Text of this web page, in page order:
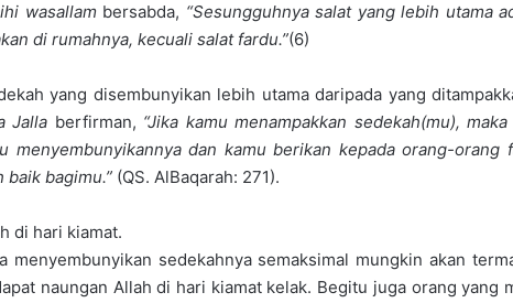
wasallambersabda, “Sesungguhnya salat yang lebih utama
di rumahnya, kecuali salat fardu.”(6)
yang disembunyikan lebih utama daripada yang
Jalla berfirman, “Jika kamu menampakkan sedekah(mu),
menyembunyikannya dan kamu berikan kepada orang-orang
bagimu.” (QS. AlBaqarah: 271).
di hari kiamat.
menyembunyikan sedekahnya semaksimal mungkin akan
naungan Allah di hari kiamat kelak. Begitu juga orang yang